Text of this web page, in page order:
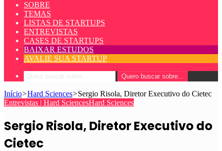
SOBRE
TEMAS
LISTAS DE STARTUPS
ENTREVISTAS
CASES DE STARTUPS
BAIXAR ESTUDOS
AVALIE SUA STARTUP
Quero buscar sobre...
Início>Hard Sciences>Sergio Risola, Diretor Executivo do Cietec
Entrevistas | Hard SciencesHard Sciences
Sergio Risola, Diretor Executivo do
Cietec